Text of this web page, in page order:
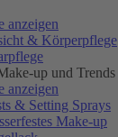
anzeigen
& Körperpflege
up und Trends
anzeigen
& Setting Sprays
Make-up